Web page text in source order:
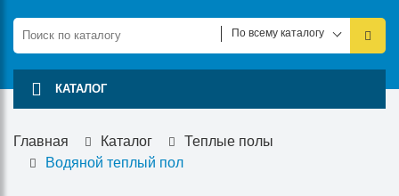
По всему каталогу
КАТАЛОГ
Главная Каталог
Теплые полы
Водяной теплый пол